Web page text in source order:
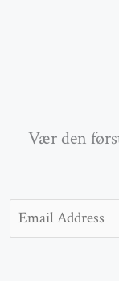
Vær den
Email